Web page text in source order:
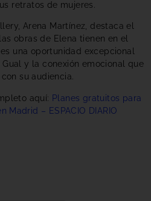
retratos de mujeres.
Arena Martínez, destaca el
obras de Elena tienen en el
una oportunidad excepcional
y la conexión emocional que
su audiencia.
aquí: Planes gratuitos para
Madrid – ESPACIO DIARIO